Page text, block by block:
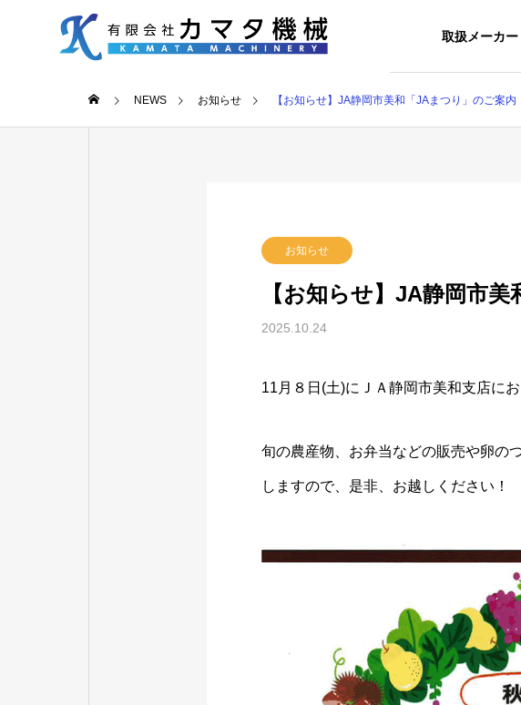
取扱メーカー
NEWS お知らせ 【お知らせ】JA静岡市美和「JAまつり」のご案内
お知らせ
【お知らせ】JA静岡市
2025.10.24
11月８日(土)にＪＡ静岡市美和支店に
旬の農産物、お弁当などの販売や卵の
しますので、是非、お越しください！